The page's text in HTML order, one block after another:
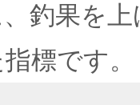
釣果を
標です。